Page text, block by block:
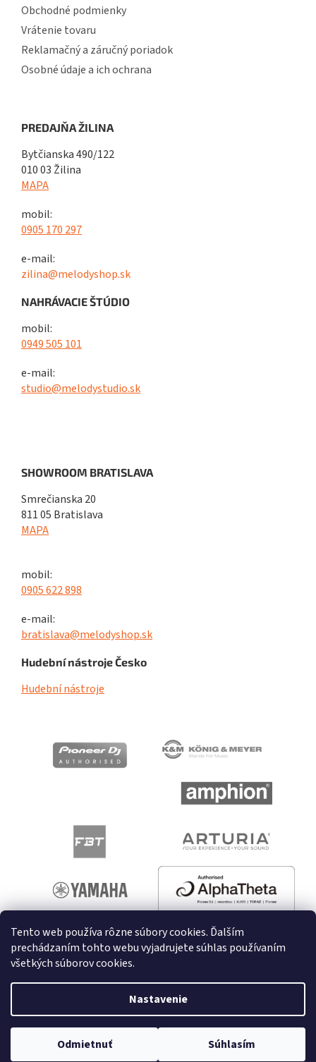
Tento web používa rôzne súbory cookies. Ďalším
prechádzaním tohto webu vyjadrujete súhlas používaním
všetkých súborov cookies.
Nastavenie
Odmietnuť Súhlasím
Obchodné podmienky
Vrátenie tovaru
Reklamačný a záručný poriadok
Osobné údaje a ich ochrana
PREDAJŇA ŽILINA
Bytčianska 490/122
010 03 Žilina
MAPA
mobil:
0905 170 297
e-mail:
zilina@melodyshop.sk
NAHRÁVACIE ŠTÚDIO
mobil:
0949 505 101
e-mail:
studio@melodystudio.sk
SHOWROOM BRATISLAVA
Smrečianska 20
811 05 Bratislava
MAPA
mobil:
0905 622 898
e-mail:
bratislava@melodyshop.sk
Hudební nástroje Česko
Hudební nástroje
Vytvoril Shoptet
Copyright 2026melodyshop.sk. Všetky práva vyhradené.
Upraviť nastavenie cookies